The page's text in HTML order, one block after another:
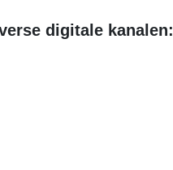
digitale kanalen: